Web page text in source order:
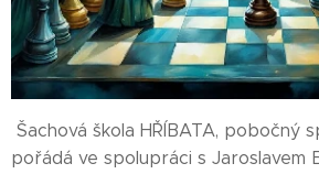
Šachová škola HŘÍBATA, pobočný
pořádá ve spolupráci s Jaroslavem